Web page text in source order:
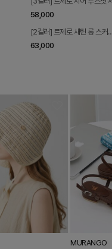
58,000
[2컬러] 르제로 새틴 롱 스커
63,000
MURANGO